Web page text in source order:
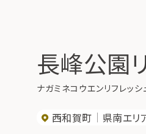
長峰公園
ナガミネコウエンリフレッシ
西和賀町 県南エリ